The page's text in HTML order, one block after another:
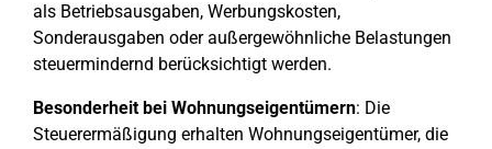
als Betriebsausgaben, Werbungskosten,
Sonderausgaben oder außergewöhnliche Belastungen
steuermindernd berücksichtigt werden.
Besonderheit bei Wohnungseigentümern: Die
Steuerermäßigung erhalten Wohnungseigentümer, die